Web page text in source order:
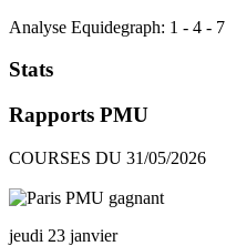
Analyse Equidegraph: 1 - 4 - 7
Stats
Rapports PMU
COURSES DU 31/05/2026
jeudi 23 janvier